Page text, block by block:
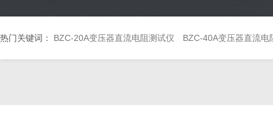
热门关键词： BZC-20A变压器直流电阻测试仪 BZC-40A变压器直流电